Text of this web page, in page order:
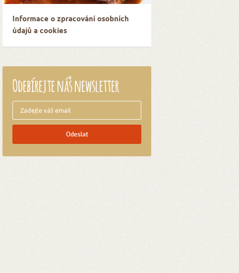
Informace o zpracování osobních
údajů a cookies
Odebírejte náš newsletter